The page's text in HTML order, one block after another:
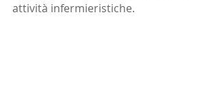
attività infermieristiche.